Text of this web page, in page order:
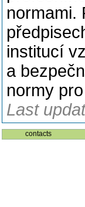
normami.
institucí
a
normy
Last
contacts